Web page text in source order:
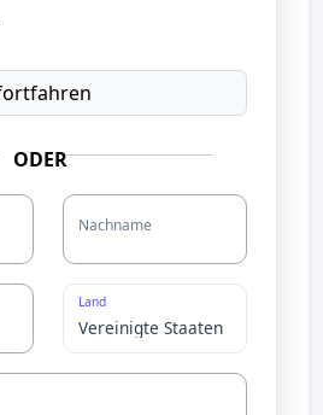
ODER
Nachname
Land